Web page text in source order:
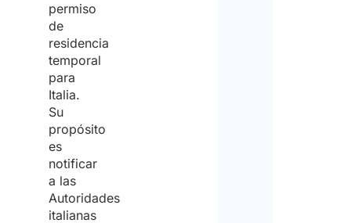
permiso
de
residencia
temporal
para
Italia.
Su
propósito
es
notificar
a las
Autoridades
italianas